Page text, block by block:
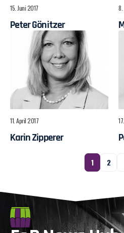
15. Juni 2017
Peter Gönitzer
8.
11. April 2017
Karin Zipperer
1 2